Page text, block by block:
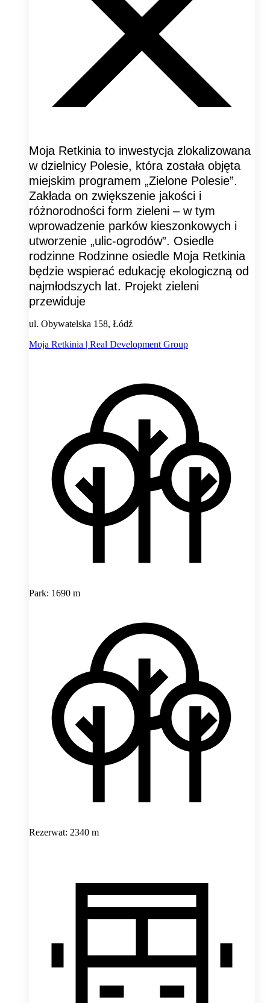
Moja Retkinia to inwestycja zlokalizowana
w dzielnicy Polesie, która została objęta
miejskim programem „Zielone Polesie”.
Zakłada on zwiększenie jakości i
różnorodności form zieleni – w tym
wprowadzenie parków kieszonkowych i
utworzenie „ulic-ogrodów”. Osiedle
rodzinne Rodzinne osiedle Moja Retkinia
będzie wspierać edukację ekologiczną od
najmłodszych lat. Projekt zieleni
przewiduje
ul. Obywatelska 158, Łódź
Moja Retkinia | Real Development Group
Park: 1690 m
Rezerwat: 2340 m